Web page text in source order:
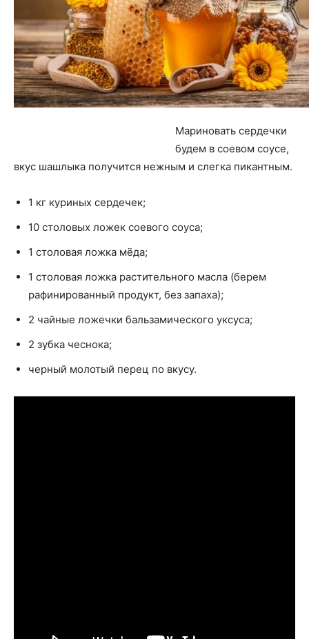
Мариновать сердечки
будем в соевом соусе,
вкус шашлыка получится нежным и слегка пикантным.
1 кг куриных сердечек;
10 столовых ложек соевого соуса;
1 столовая ложка мёда;
1 столовая ложка растительного масла (берем
рафинированный продукт, без запаха);
2 чайные ложечки бальзамического уксуса;
2 зубка чеснока;
черный молотый перец по вкусу.